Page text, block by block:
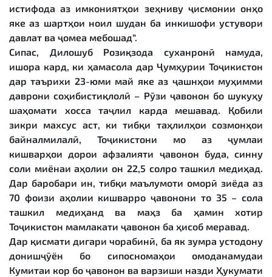
истифода аз имкониятҳои зеҳниву ҷисмонии онҳо
яке аз шартҳои ноил шудан ба инкишофи устувори
давлат ва ҷомеа мебошад”.
Сипас, Дилошуб Розиқзода суханронӣ намуда,
ишора кард, ки ҳамасола дар Ҷумҳурии Тоҷикистон
дар таърихи 23-юми май яке аз ҷашнҳои муҳимми
даврони соҳибистиқлолӣ – Рӯзи ҷавонон бо шукуҳу
шаҳомати хосса таҷлил карда мешавад. Қобили
зикри махсус аст, ки тибқи таҳлилҳои созмонҳои
байналмилалӣ, Тоҷикистони мо аз ҷумлаи
кишварҳои дорои афзалияти ҷавонон буда, синну
соли миёнаи аҳолии он 22,5 солро ташкил медиҳад.
Дар баробари ин, тибқи маълумоти оморӣ зиёда аз
70 фоизи аҳолии кишварро ҷавонони то 35 – сола
ташкил медиҳанд ва маҳз ба ҳамин хотир
Тоҷикистон мамлакати ҷавонон ба ҳисоб меравад.
Дар қисмати дигари чорабинӣ, ба як зумра устодону
донишҷӯён бо сипосномаҳои омоданамудаи
Кумитаи кор бо ҷавонон ва варзиши назди Ҳукумати